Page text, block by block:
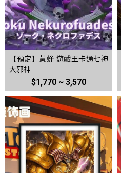
【預定】黃蜂 遊戲王卡通七神
大邪神
$1,770 ~ 3,570